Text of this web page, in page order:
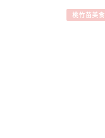
桃竹苗美食